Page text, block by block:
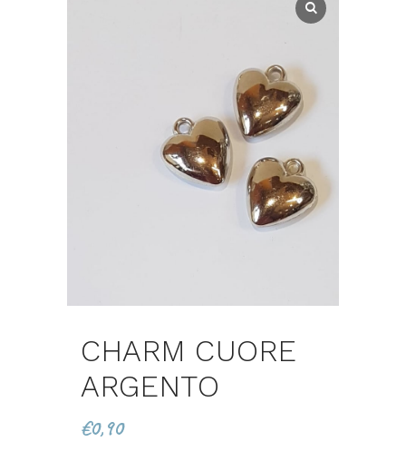
CHARM CUORE
ARGENTO
€0,90